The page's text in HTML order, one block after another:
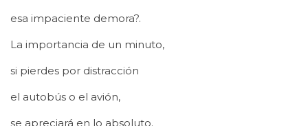
esa impaciente demora?.
La importancia de un minuto,
si pierdes por distracción
el autobús o el avión,
se apreciará en lo absoluto.